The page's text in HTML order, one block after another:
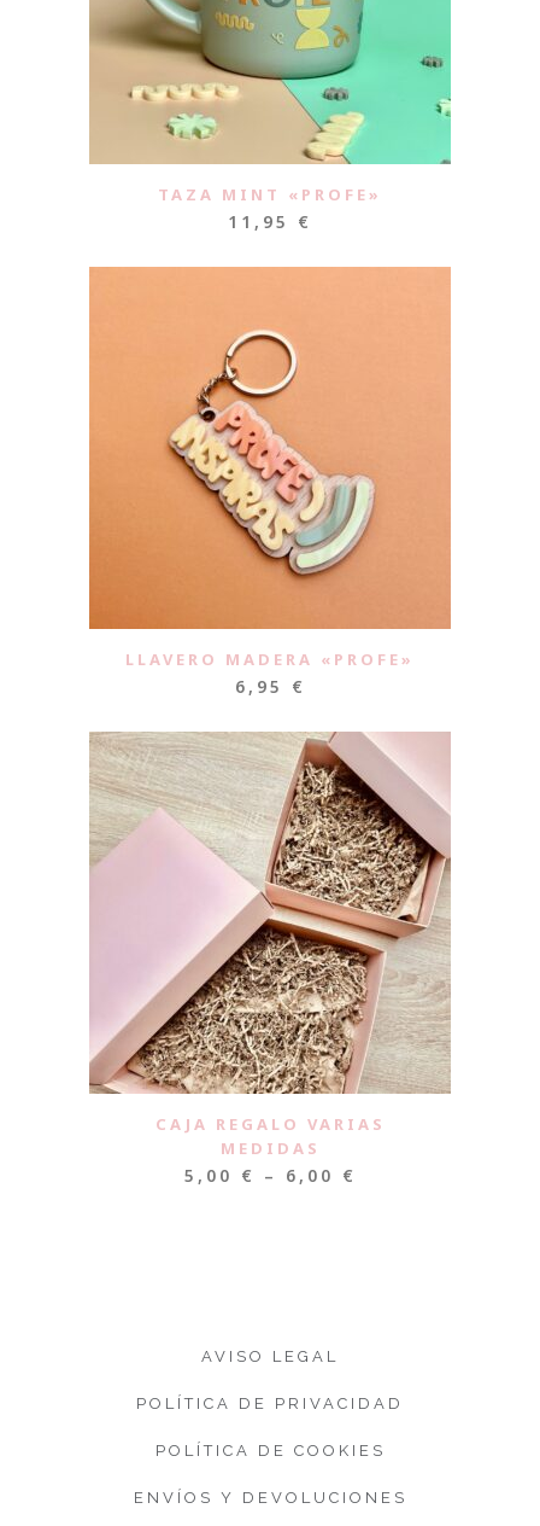
TAZA MINT «PROFE»
11,95 €
LLAVERO MADERA «PROFE»
6,95 €
CAJA REGALO VARIAS
MEDIDAS
5,00 € – 6,00 €
AVISO LEGAL
POLÍTICA DE PRIVACIDAD
POLÍTICA DE COOKIES
ENVÍOS Y DEVOLUCIONES